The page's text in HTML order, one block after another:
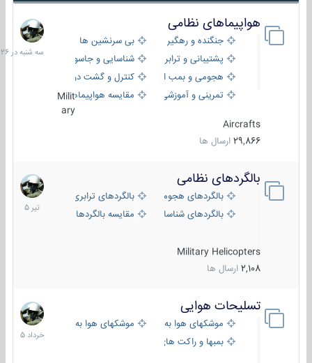
هواپیماهای نظامی
جنگنده و رهگیر
بی سرنشین ها
پشتیبانی و ترابری
شناسایی و جاسوسی
هجومی و بمب افکن
کنترل و گشت دریایی
تمرینی و آموزشی
مقایسه هواپیماهاMilit
ary
Aircrafts
29,866 ارسال ها
سه
شنبه
در
بالگردهای نظامی
بالگردهای هجومی
بالگردهای ترابری
بالگردهای شناسایی
مقایسه بالگردها
Military Helicopters
2,108 ارسال ها
22
تیر
1405
تسلیحات هوایی
موشکهای هوا به هوا
موشکهای هوا به سطح
بمبها و راکت های هوایی
30
خرداد
1405